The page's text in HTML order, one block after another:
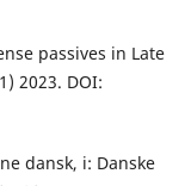
passives in Late
2023. DOI:
dansk, i: Danske